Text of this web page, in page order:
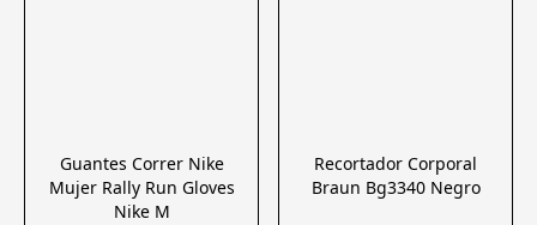
Guantes Correr Nike
Mujer Rally Run Gloves
Nike M
Recortador Corporal
Braun Bg3340 Negro